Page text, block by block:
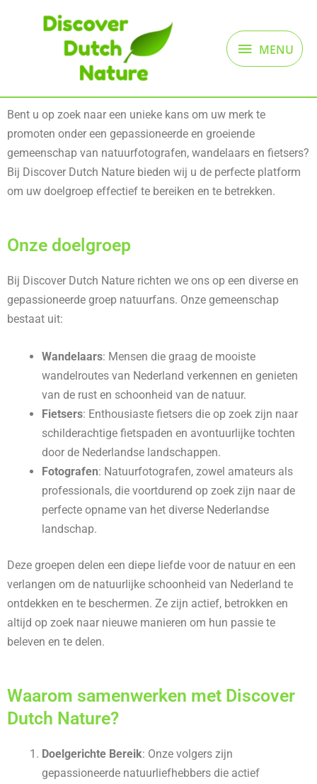
MENU
Bent u op zoek naar een unieke kans om uw merk te
promoten onder een gepassioneerde en groeiende
gemeenschap van natuurfotografen, wandelaars en fietsers?
Bij Discover Dutch Nature bieden wij u de perfecte platform
om uw doelgroep effectief te bereiken en te betrekken.
Onze doelgroep
Bij Discover Dutch Nature richten we ons op een diverse en
gepassioneerde groep natuurfans. Onze gemeenschap
bestaat uit:
Wandelaars: Mensen die graag de mooiste
wandelroutes van Nederland verkennen en genieten
van de rust en schoonheid van de natuur.
Fietsers: Enthousiaste fietsers die op zoek zijn naar
schilderachtige fietspaden en avontuurlijke tochten
door de Nederlandse landschappen.
Fotografen: Natuurfotografen, zowel amateurs als
professionals, die voortdurend op zoek zijn naar de
perfecte opname van het diverse Nederlandse
landschap.
Deze groepen delen een diepe liefde voor de natuur en een
verlangen om de natuurlijke schoonheid van Nederland te
ontdekken en te beschermen. Ze zijn actief, betrokken en
altijd op zoek naar nieuwe manieren om hun passie te
beleven en te delen.
Waarom samenwerken met Discover
Dutch Nature?
Doelgerichte Bereik: Onze volgers zijn
gepassioneerde natuurliefhebbers die actief